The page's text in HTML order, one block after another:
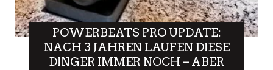
POWERBEATS PRO UPDATE:
NACH 3 JAHREN LAUFEN DIESE
DINGER IMMER NOCH – ABER